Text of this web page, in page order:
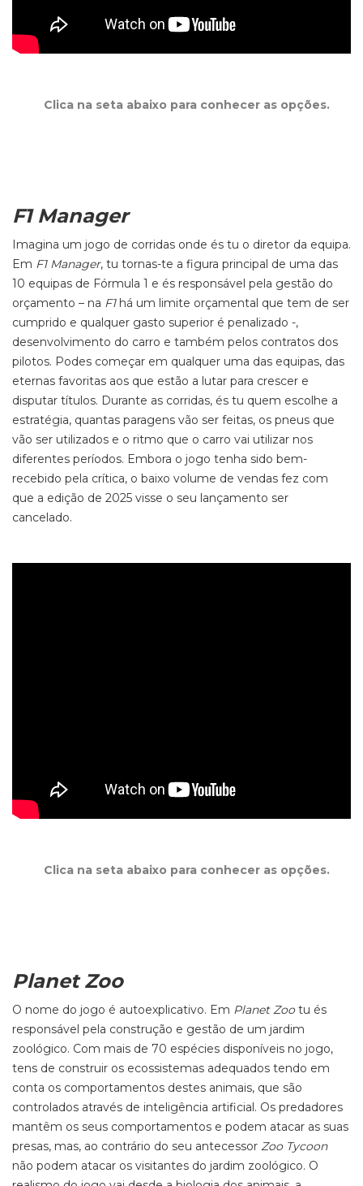
Clica na seta abaixo para conhecer as opções.
F1 Manager
Imagina um jogo de corridas onde és tu o diretor da equipa.
Em F1 Manager, tu tornas-te a figura principal de uma das
10 equipas de Fórmula 1 e és responsável pela gestão do
orçamento – na F1 há um limite orçamental que tem de ser
cumprido e qualquer gasto superior é penalizado -,
desenvolvimento do carro e também pelos contratos dos
pilotos. Podes começar em qualquer uma das equipas, das
eternas favoritas aos que estão a lutar para crescer e
disputar títulos. Durante as corridas, és tu quem escolhe a
estratégia, quantas paragens vão ser feitas, os pneus que
vão ser utilizados e o ritmo que o carro vai utilizar nos
diferentes períodos. Embora o jogo tenha sido bem-
recebido pela crítica, o baixo volume de vendas fez com
que a edição de 2025 visse o seu lançamento ser
cancelado.
Clica na seta abaixo para conhecer as opções.
Planet Zoo
O nome do jogo é autoexplicativo. Em Planet Zootu és
responsável pela construção e gestão de um jardim
zoológico. Com mais de 70 espécies disponíveis no jogo,
tens de construir os ecossistemas adequados tendo em
conta os comportamentos destes animais, que são
controlados através de inteligência artificial. Os predadores
mantêm os seus comportamentos e podem atacar as suas
presas, mas, ao contrário do seu antecessor Zoo Tycoon
não podem atacar os visitantes do jardim zoológico. O